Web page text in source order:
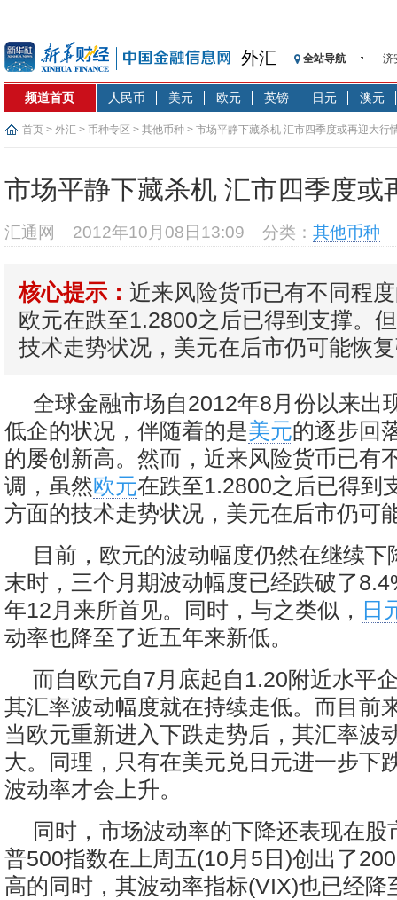
外汇 全站导航
记
济
频道首页 人民币 美元 欧元 英镑 日元 澳元
首页 > 外汇 > 币种专区 > 其他币种 > 市场平静下藏杀机 汇市四季度或再迎大行
市场平静下藏杀机 汇市四季度或
汇通网 2012年10月08日13:09 分类： 其他币种
核心提示： 近来风险货币已有不同程
欧元在跌至1.2800之后已得到支撑。
技术走势状况，美元在后市仍可能恢
全球金融市场自2012年8月份以来出
低企的状况，伴随着的是美元的逐步回
的屡创新高。然而，近来风险货币已有
调，虽然欧元在跌至1.2800之后已得到
方面的技术走势状况，美元在后市仍可
目前，欧元的波动幅度仍然在继续下
末时，三个月期波动幅度已经跌破了
年12月来所首见。同时，与之类似， 日
动率也降至了近五年来新低。
而自欧元自7月底起自1.20附近水平
其汇率波动幅度就在持续走低。而目前
当欧元重新进入下跌走势后，其汇率波
大。同理，只有在美元兑日元进一步下
波动率才会上升。
同时，市场波动率的下降还表现在股
普500指数在上周五(10月5日)创出了
高的同时，其波动率指标(VIX)也已经降